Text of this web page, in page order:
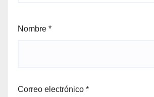
Nombre *
Correo electrónico *